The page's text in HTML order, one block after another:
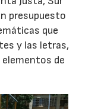
presupuesto
que
y las letras,
de